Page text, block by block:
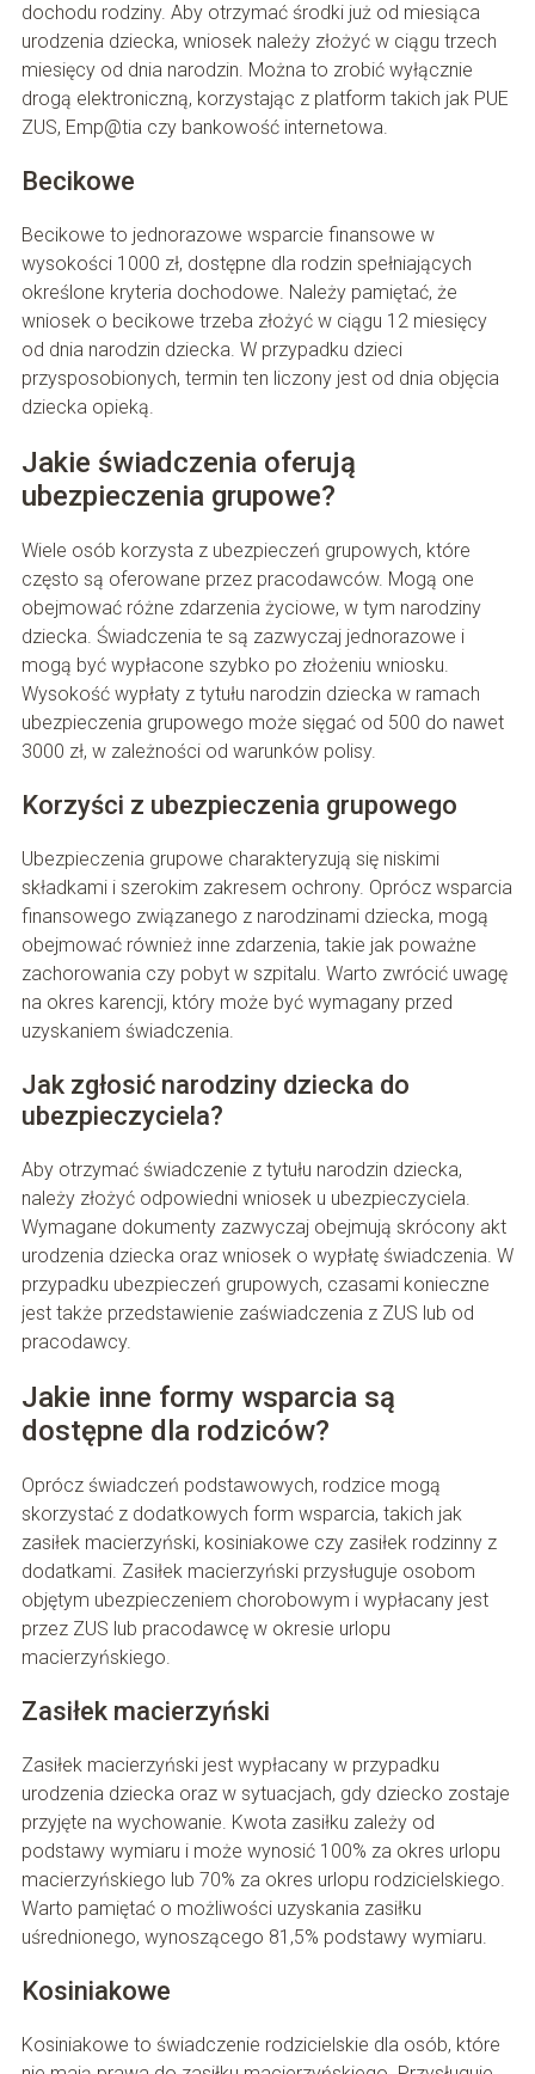
dochodu rodziny. Aby otrzymać środki już od miesiąca
urodzenia dziecka, wniosek należy złożyć w ciągu trzech
miesięcy od dnia narodzin. Można to zrobić wyłącznie
drogą elektroniczną, korzystając z platform takich jak PUE
ZUS, Emp@tia czy bankowość internetowa.
Becikowe
Becikowe to jednorazowe wsparcie finansowe w
wysokości 1000 zł, dostępne dla rodzin spełniających
określone kryteria dochodowe. Należy pamiętać, że
wniosek o becikowe trzeba złożyć w ciągu 12 miesięcy
od dnia narodzin dziecka. W przypadku dzieci
przysposobionych, termin ten liczony jest od dnia objęcia
dziecka opieką.
Jakie świadczenia oferują
ubezpieczenia grupowe?
Wiele osób korzysta z ubezpieczeń grupowych, które
często są oferowane przez pracodawców. Mogą one
obejmować różne zdarzenia życiowe, w tym narodziny
dziecka. Świadczenia te są zazwyczaj jednorazowe i
mogą być wypłacone szybko po złożeniu wniosku.
Wysokość wypłaty z tytułu narodzin dziecka w ramach
ubezpieczenia grupowego może sięgać od 500 do nawet
3000 zł, w zależności od warunków polisy.
Korzyści z ubezpieczenia grupowego
Ubezpieczenia grupowe charakteryzują się niskimi
składkami i szerokim zakresem ochrony. Oprócz wsparcia
finansowego związanego z narodzinami dziecka, mogą
obejmować również inne zdarzenia, takie jak poważne
zachorowania czy pobyt w szpitalu. Warto zwrócić uwagę
na okres karencji, który może być wymagany przed
uzyskaniem świadczenia.
Jak zgłosić narodziny dziecka do
ubezpieczyciela?
Aby otrzymać świadczenie z tytułu narodzin dziecka,
należy złożyć odpowiedni wniosek u ubezpieczyciela.
Wymagane dokumenty zazwyczaj obejmują skrócony akt
urodzenia dziecka oraz wniosek o wypłatę świadczenia. W
przypadku ubezpieczeń grupowych, czasami konieczne
jest także przedstawienie zaświadczenia z ZUS lub od
pracodawcy.
Jakie inne formy wsparcia są
dostępne dla rodziców?
Oprócz świadczeń podstawowych, rodzice mogą
skorzystać z dodatkowych form wsparcia, takich jak
zasiłek macierzyński, kosiniakowe czy zasiłek rodzinny z
dodatkami. Zasiłek macierzyński przysługuje osobom
objętym ubezpieczeniem chorobowym i wypłacany jest
przez ZUS lub pracodawcę w okresie urlopu
macierzyńskiego.
Zasiłek macierzyński
Zasiłek macierzyński jest wypłacany w przypadku
urodzenia dziecka oraz w sytuacjach, gdy dziecko zostaje
przyjęte na wychowanie. Kwota zasiłku zależy od
podstawy wymiaru i może wynosić 100% za okres urlopu
macierzyńskiego lub 70% za okres urlopu rodzicielskiego.
Warto pamiętać o możliwości uzyskania zasiłku
uśrednionego, wynoszącego 81,5% podstawy wymiaru.
Kosiniakowe
Kosiniakowe to świadczenie rodzicielskie dla osób, które